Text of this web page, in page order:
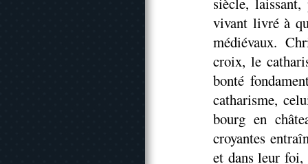
vivant livré à
médiévaux.
croix, le
bonté
catharisme,
bourg en
croyantes
et dans leur foi,